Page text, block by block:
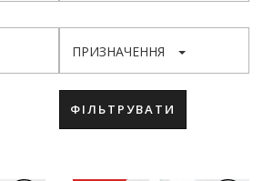
ПРИЗНАЧЕННЯ
ФІЛЬТРУВАТИ